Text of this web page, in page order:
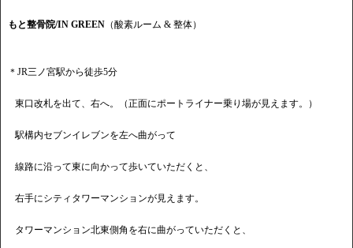
もと整骨院/IN GREEN （酸素ルーム & 整体）
＊JR三ノ宮駅から徒歩5分
東口改札を出て、右へ。（正面にポートライナー乗り場が見えます。）
駅構内セブンイレブンを左へ曲がって
線路に沿って東に向かって歩いていただくと、
右手にシティタワーマンションが見えます。
タワーマンション北東側角を右に曲がっていただくと、